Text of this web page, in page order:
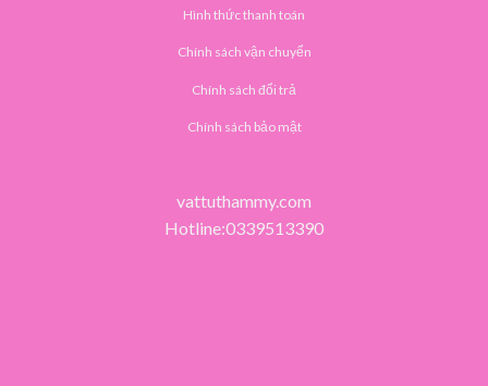
Hình thức thanh toán
Chính sách vận chuyển
Chính sách đổi trả
Chính sách bảo mật
vattuthammy.com
Hotline:0339513390